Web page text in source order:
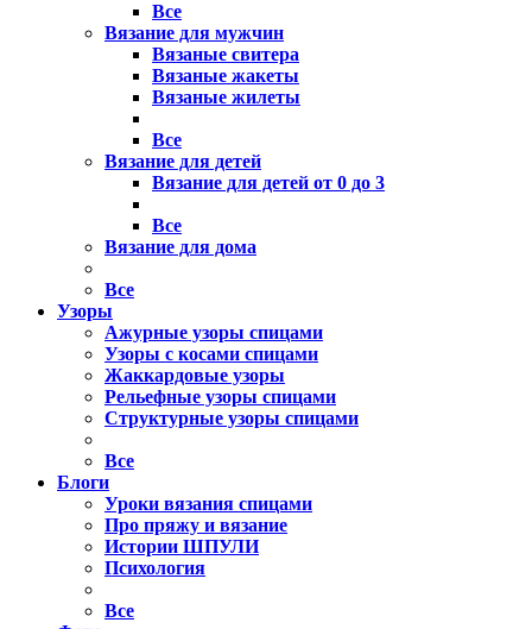
Все
Вязание для мужчин
Вязаные свитера
Вязаные жакеты
Вязаные жилеты
Все
Вязание для детей
Вязание для детей от 0 до 3
Все
Вязание для дома
Все
Узоры
Ажурные узоры спицами
Узоры с косами спицами
Жаккардовые узоры
Рельефные узоры спицами
Структурные узоры спицами
Все
Блоги
Уроки вязания спицами
Про пряжу и вязание
Истории ШПУЛИ
Психология
Все